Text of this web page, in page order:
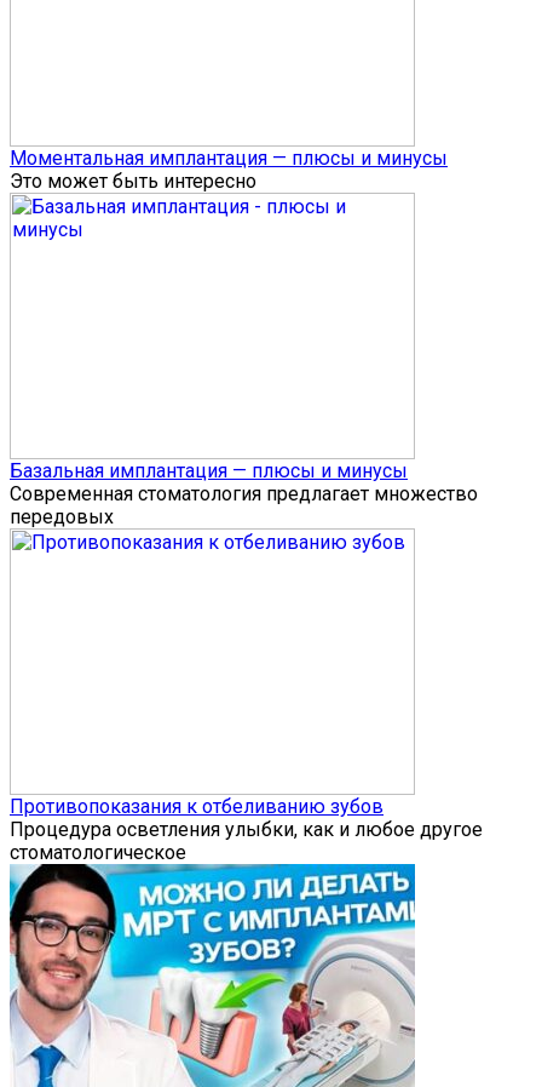
Моментальная имплантация — плюсы и минусы
Это может быть интересно
Базальная имплантация — плюсы и минусы
Современная стоматология предлагает множество
передовых
Противопоказания к отбеливанию зубов
Процедура осветления улыбки, как и любое другое
стоматологическое